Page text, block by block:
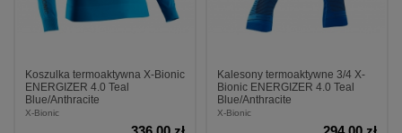
Koszulka termoaktywna X-Bionic
ENERGIZER 4.0 Teal
Blue/Anthracite
X-Bionic
Kalesony termoaktywne 3/4 X-
Bionic ENERGIZER 4.0 Teal
Blue/Anthracite
X-Bionic